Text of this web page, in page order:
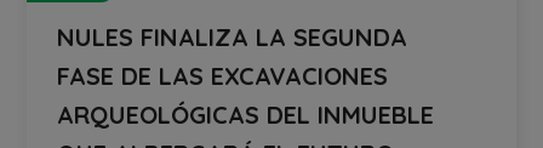
NULES FINALIZA LA SEGUNDA
FASE DE LAS EXCAVACIONES
ARQUEOLÓGICAS DEL INMUEBLE